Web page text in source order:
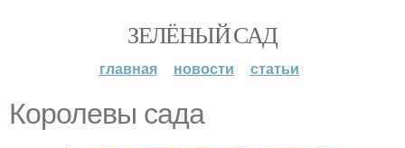
ЗЕЛЁНЫЙ САД
главная новости статьи
Королевы сада